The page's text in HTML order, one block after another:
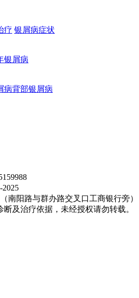
疗 银屑病症状
银屑病
病背部银屑病
南阳路与群办路交叉口工商银行旁）
及治疗依据，未经授权请勿转载。